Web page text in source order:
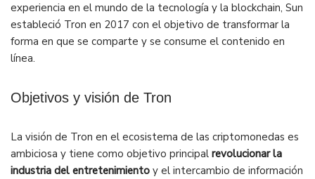
experiencia en el mundo de la tecnología y la blockchain, Sun
estableció Tron en 2017 con el objetivo de transformar la
forma en que se comparte y se consume el contenido en
línea.
Objetivos y visión de Tron
La visión de Tron en el ecosistema de las criptomonedas es
ambiciosa y tiene como objetivo principal revolucionar la
industria del entretenimiento y el intercambio de información